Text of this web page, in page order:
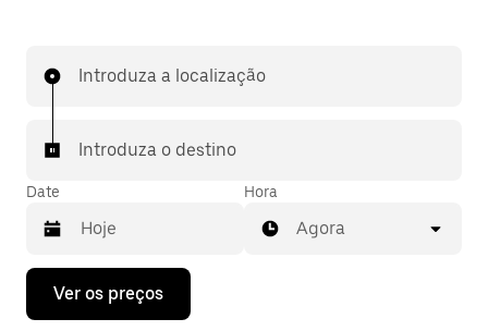
Introduza a localização
Introduza o destino
Date
Prima
tecla
Hora
Agora
Ver os preços